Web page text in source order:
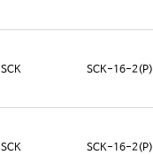
SCK SCK-16-2(P)
SCK SCK-16-2(P)